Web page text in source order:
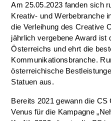
Am 25.05.2023 fanden sich
Kreativ- und Werbebranche
die Verleihung des Creative
jährlich vergebene Award ist
Österreichs und ehrt die
Kommunikationsbranche.
österreichische
Statuen aus.
Bereits 2021 gewann die
Venus für die Kampagne